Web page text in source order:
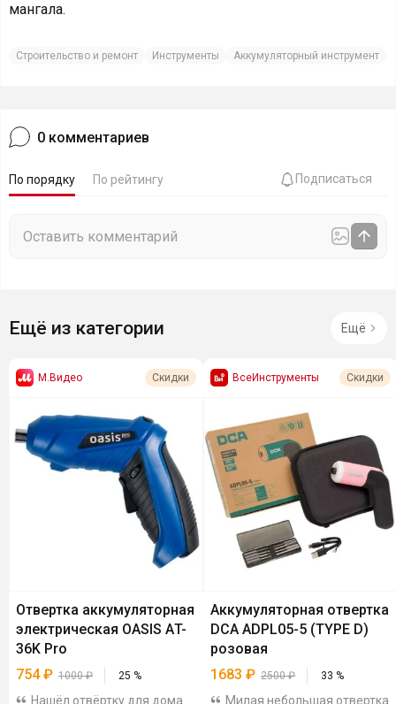
мангала.
Строительство и ремонт Инструменты Аккумуляторный инструмент
0 комментариев
По порядку По рейтингу Подписаться
Ещё из категории Ещё
М.Видео Скидки
Отвертка аккумуляторная
электрическая OASIS АT-
36K Pro
754₽ 1000₽ 25 %
Нашёл отвёртку для дома.
ВсеИнструменты Скидки
Аккумуляторная отвертка
DCA ADPL05-5 (TYPE D)
розовая
1683 ₽ 2500₽ 33 %
Милая небольшая отвертка